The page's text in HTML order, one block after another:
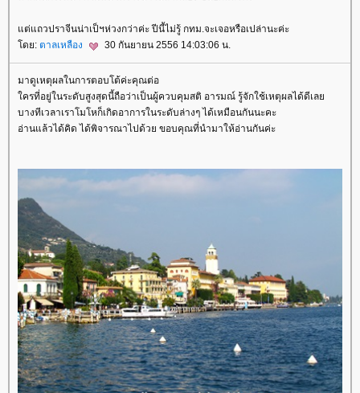
ต่แถวปราจีนน่าเป็ฯห่วงกว่าค่ะ ปีนี้ไม่รู้ กทม.จะเจอหรือเปล่านะค่ะ
ดย: ตาลเหลือง 30 กันยายน 2556 14:03:06 น.
มาดูเหตุผลในการตอบโต้ค่ะคุณต่อ
ครที่อยู่ในระดับสูงสุดนี้ถือว่าเป็นผู้ควบคุมสติ อารมณ์ รู้จักใช้เหตุผลได้ดีเล
บางทีเวลาเราโมโหก็เกิดอาการในระดับล่างๆ ได้เหมือนกันนะคะ
อ่านแล้วได้คิด ได้พิจารณาไปด้วย ขอบคุณที่นำมาให้อ่านกันค่ะ